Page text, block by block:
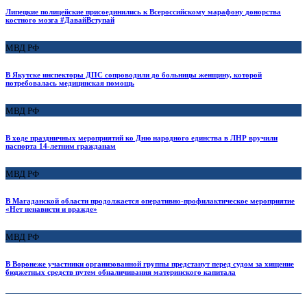
Липецкие полицейские присоединились к Всероссийскому марафону донорства
костного мозга #ДавайВступай
МВД РФ
В Якутске инспекторы ДПС сопроводили до больницы женщину, которой
потребовалась медицинская помощь
МВД РФ
В ходе праздничных мероприятий ко Дню народного единства в ЛНР вручили
паспорта 14-летним гражданам
МВД РФ
В Магаданской области продолжается оперативно-профилактическое мероприятие
«Нет ненависти и вражде»
МВД РФ
В Воронеже участники организованной группы предстанут перед судом за хищение
бюджетных средств путем обналичивания материнского капитала